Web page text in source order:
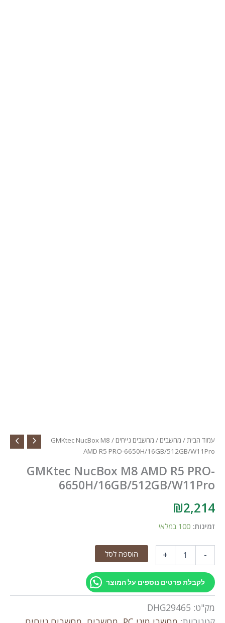
הבית/מחשבים /מחשבים נייחים
/ GMKtec NucBox M8
AMD R5 PRO-6650H/16GB/512GB/
GMKtec NucBox M8 AMD R5
6650H/16GB/512GB/
₪
100 במלאי
+ הוספה לסל
פרטים נוספים על המוצר
DHG29465